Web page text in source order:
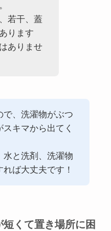
若干、蓋
ります
ありませ
で、洗濯物がぶつ
キマから出てく
水と洗剤、洗濯物
ば大丈夫です！
くて置き場所に困